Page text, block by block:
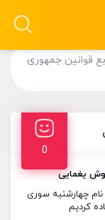
قوانین جمهوری
0
یغمایی
چهارشنبه سوری
کردیم